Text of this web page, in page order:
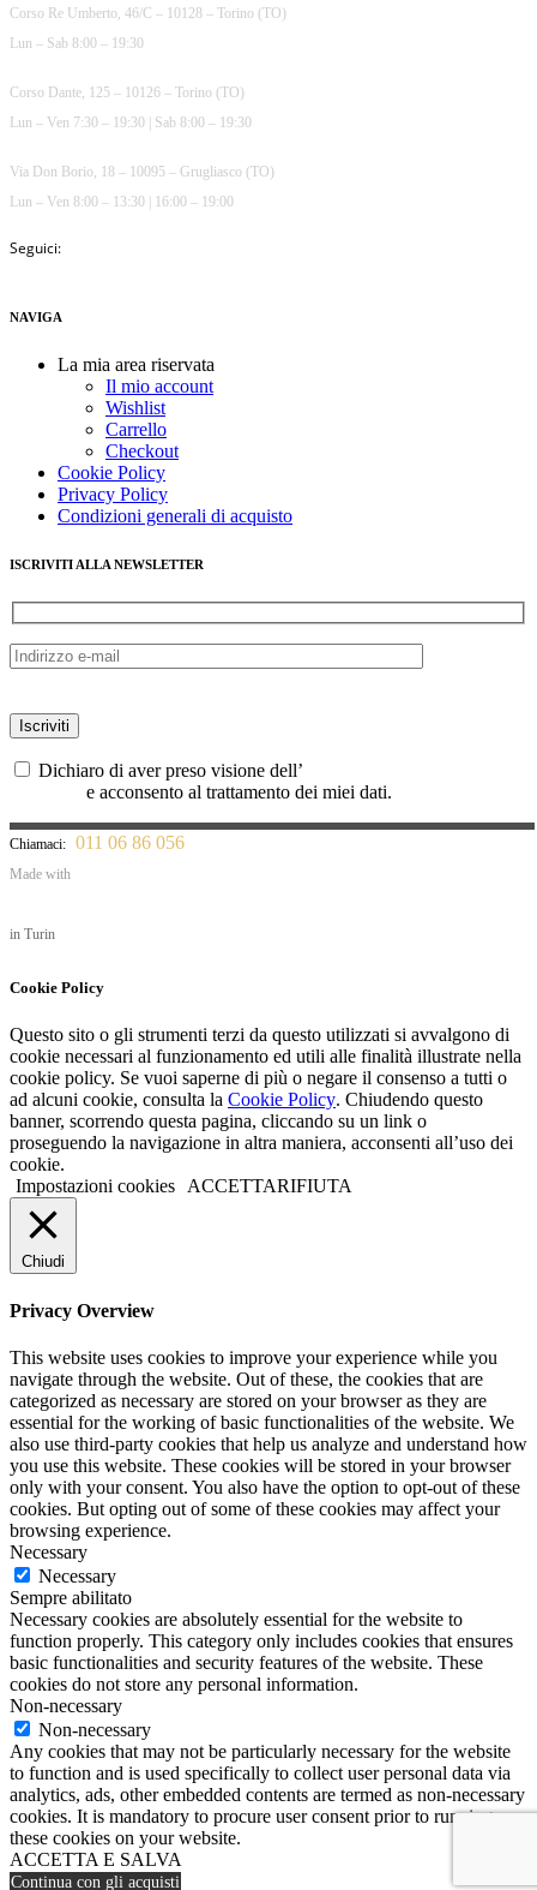
Corso Re Umberto, 46/C – 10128 – Torino (TO)
Lun – Sab 8:00 – 19:30
Corso Dante, 125 – 10126 – Torino (TO)
Lun – Ven 7:30 – 19:30 | Sab 8:00 – 19:30
Via Don Borio, 18 – 10095 – Grugliasco (TO)
Lun – Ven 8:00 – 13:30 | 16:00 – 19:00
Seguici:
NAVIGA
La mia area riservata
Il mio account
Wishlist
Carrello
Checkout
Cookie Policy
Privacy Policy
Condizioni generali di acquisto
ISCRIVITI ALLA NEWSLETTER
Dichiaro di aver preso visione dell’
e acconsento al trattamento dei miei dati.
Chiamaci: 011 06 86 056
Made with
in Turin
Cookie Policy
Questo sito o gli strumenti terzi da questo utilizzati si avvalgono di
cookie necessari al funzionamento ed utili alle finalità illustrate nella
cookie policy. Se vuoi saperne di più o negare il consenso a tutti o
ad alcuni cookie, consulta la Cookie Policy. Chiudendo questo
banner, scorrendo questa pagina, cliccando su un link o
proseguendo la navigazione in altra maniera, acconsenti all’uso dei
cookie.
Impostazioni cookies ACCETTARIFIUTA
Chiudi
Privacy Overview
This website uses cookies to improve your experience while you
navigate through the website. Out of these, the cookies that are
categorized as necessary are stored on your browser as they are
essential for the working of basic functionalities of the website. We
also use third-party cookies that help us analyze and understand how
you use this website. These cookies will be stored in your browser
only with your consent. You also have the option to opt-out of these
cookies. But opting out of some of these cookies may affect your
browsing experience.
Necessary
Necessary
Sempre abilitato
Necessary cookies are absolutely essential for the website to
function properly. This category only includes cookies that ensures
basic functionalities and security features of the website. These
cookies do not store any personal information.
Non-necessary
Non-necessary
Any cookies that may not be particularly necessary for the website
to function and is used specifically to collect user personal data via
analytics, ads, other embedded contents are termed as non-necessary
cookies. It is mandatory to procure user consent prior to running
these cookies on your website.
ACCETTA E SALVA
Continua con gli acquisti